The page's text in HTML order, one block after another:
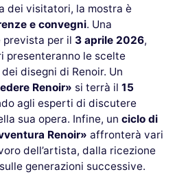
dei visitatori, la mostra è
e convegni. Una
prevista per il 3 aprile 2026,
presenteranno le scelte
disegni di Renoir. Un
Renoir» si terrà il 15
agli esperti di discutere
sua opera. Infine, un ciclo di
Renoir» affronterà vari
dell’artista, dalla ricezione
generazioni successive.